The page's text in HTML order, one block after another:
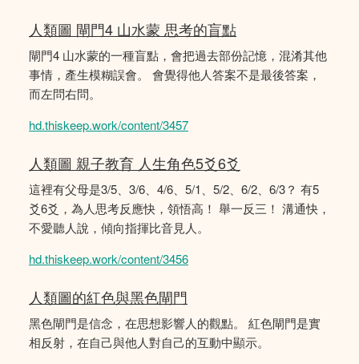
人類圖 閘門4 山水蒙 思考的盲點
閘門4 山水蒙的一種盲點，會把過去部份記憶，混淆其他
事情，產生模糊誤會。 會覺得他人答案不是最後答案，
而左問右問。
hd.thiskeep.work/content/3457
人類圖 親子教育 人生角色5爻6爻
這裡有父母是3/5、3/6、4/6、5/1、5/2、6/2、6/3？ 有5
爻6爻，為人思考反應快，領悟高！ 舉一反三！ 溝通快，
不愛聽人說，傾向指揮比音見人。
hd.thiskeep.work/content/3456
人類圖的紅色與黑色閘門
黑色閘門是信念，在思想影響人的觀點。 紅色閘門是實
相反射，在自己與他人對自己的互動中顯示。